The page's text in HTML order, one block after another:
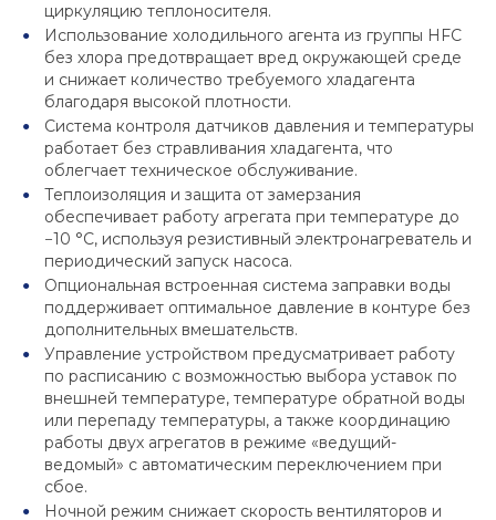
циркуляцию теплоносителя.
Использование холодильного агента из группы HFC
без хлора предотвращает вред окружающей среде
и снижает количество требуемого хладагента
благодаря высокой плотности.
Система контроля датчиков давления и температуры
работает без стравливания хладагента, что
облегчает техническое обслуживание.
Теплоизоляция и защита от замерзания
обеспечивает работу агрегата при температуре до
−10 °C, используя резистивный электронагреватель и
периодический запуск насоса.
Опциональная встроенная система заправки воды
поддерживает оптимальное давление в контуре без
дополнительных вмешательств.
Управление устройством предусматривает работу
по расписанию с возможностью выбора уставок по
внешней температуре, температуре обратной воды
или перепаду температуры, а также координацию
работы двух агрегатов в режиме «ведущий-
ведомый» с автоматическим переключением при
сбое.
Ночной режим снижает скорость вентиляторов и